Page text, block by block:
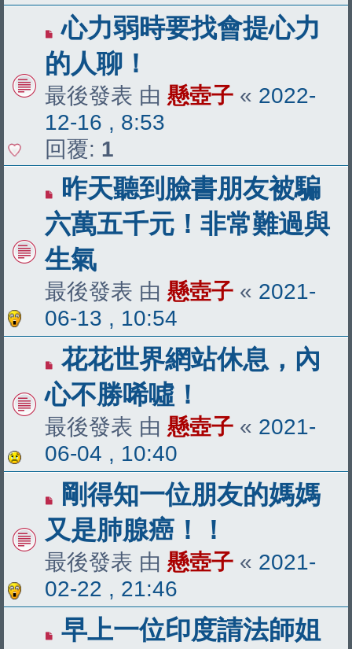
心力弱時要找會提心力
的人聊！
最後發表 由 懸壺子 « 2022-
12-16 , 8:53
回覆: 1
昨天聽到臉書朋友被騙
六萬五千元！非常難過與
生氣
最後發表 由 懸壺子 « 2021-
06-13 , 10:54
花花世界網站休息，內
心不勝唏噓！
最後發表 由 懸壺子 « 2021-
06-04 , 10:40
剛得知一位朋友的媽媽
又是肺腺癌！！
最後發表 由 懸壺子 « 2021-
02-22 , 21:46
早上一位印度請法師姐